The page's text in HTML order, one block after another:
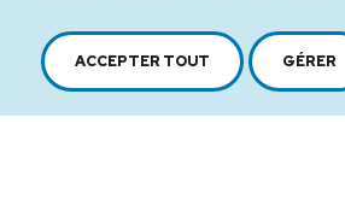
ACCEPTER TOUT GÉRER